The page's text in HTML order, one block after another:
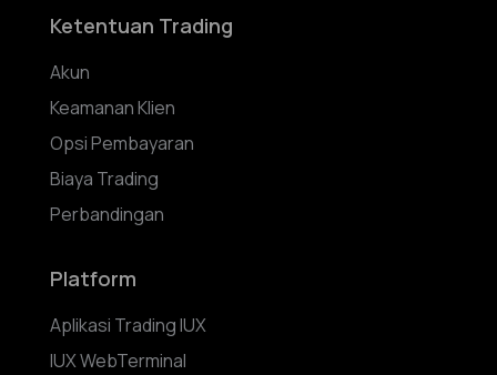
Ketentuan Trading
Akun
Keamanan Klien
Opsi Pembayaran
Biaya Trading
Perbandingan
Platform
Aplikasi Trading IUX
IUX WebTerminal